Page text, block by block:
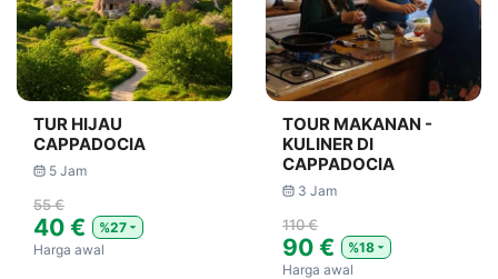
TUR HIJAU
CAPPADOCIA
5 Jam
55 €
40 €
%27
Harga awal
TOUR MAKANAN -
KULINER DI
CAPPADOCIA
3 Jam
110 €
90 €
%18
Harga awal